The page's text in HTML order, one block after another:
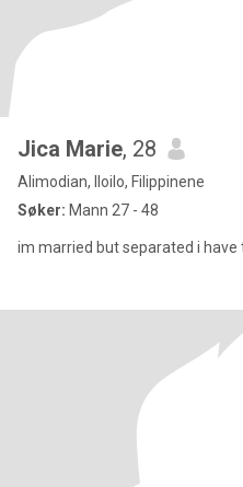
Jica Marie, 28
Alimodian, Iloilo, Filippinene
Søker: Mann 27 - 48
im married but separated i have